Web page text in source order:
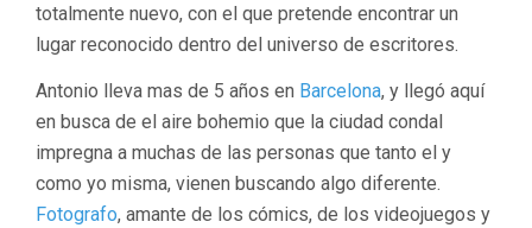
totalmente nuevo, con el que pretende encontrar un
lugar reconocido dentro del universo de escritores.
Antonio lleva mas de 5 años en Barcelona, y llegó aquí
en busca de el aire bohemio que la ciudad condal
impregna a muchas de las personas que tanto el y
como yo misma, vienen buscando algo diferente.
Fotografo, amante de los cómics, de los videojuegos y